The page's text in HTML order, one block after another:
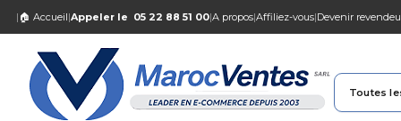
| 🏠 Accueil|Appeler le 05 22 88 51 00|A propos|Affiliez-vous|Devenir
Toutes